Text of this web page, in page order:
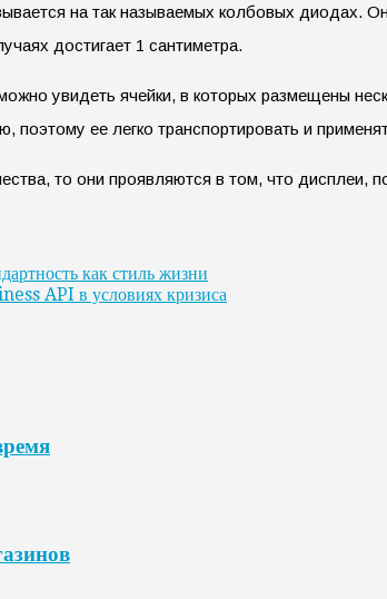
на так называемых колбовых диодах.
достигает 1 сантиметра.
увидеть ячейки, в которых размещены
поэтому ее легко транспортировать и
то они проявляются в том, что
как стиль жизни
API в условиях кризиса